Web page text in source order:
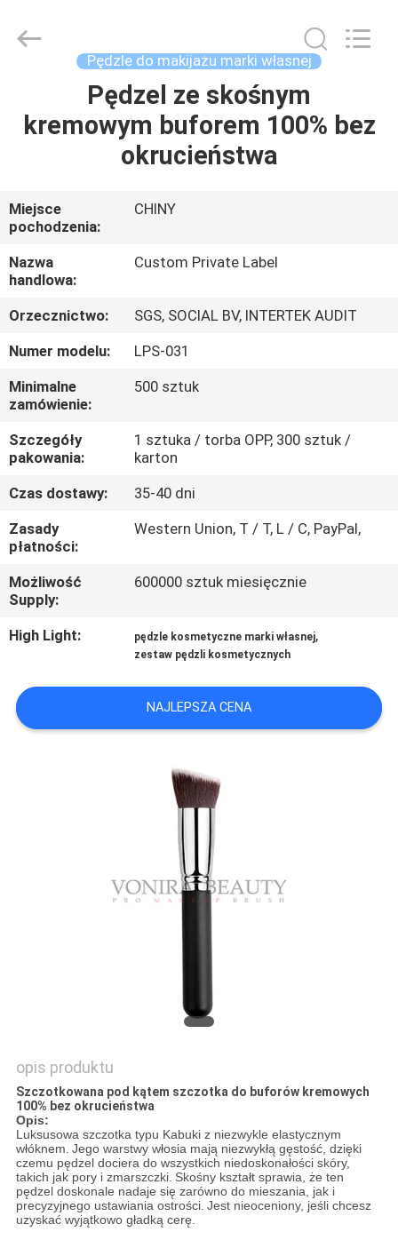
PRODUKTY
O
NAS
WYCIECZKA
PO
FABRYCE
KONTROLA
JAKOŚCI
SITEMAP
PRIVACY
POLICY
Cosmetics
Pędzle do makijażu marki własnej
Pędzel ze skośnym
kremowym buforem 100% bez
okrucieństwa
Miejsce
pochodzenia:
CHINY
Nazwa
handlowa:
Custom Private Label
Orzecznictwo:
SGS, SOCIAL BV, INTERTEK AUDIT
Numer modelu:
LPS-031
Minimalne
zamówienie:
500 sztuk
Szczegóły
pakowania:
1 sztuka / torba OPP, 300 sztuk /
karton
Czas dostawy:
35-40 dni
Zasady
płatności:
Western Union, T / T, L / C, PayPal,
Możliwość
Supply:
600000 sztuk miesięcznie
High Light: pędzle kosmetyczne marki własnej,
zestaw pędzli kosmetycznych
NAJLEPSZA CENA
opis produktu
Szczotkowana pod kątem szczotka do buforów kremowych
100% bez okrucieństwa
Opis:
Luksusowa szczotka typu Kabuki z niezwykle elastycznym
włóknem. Jego warstwy włosia mają niezwykłą gęstość, dzięki
czemu pędzel dociera do wszystkich niedoskonałości skóry,
takich jak pory i zmarszczki. Skośny kształt sprawia, że ​​ten
pędzel doskonale nadaje się zarówno do mieszania, jak i
precyzyjnego ustawiania ostrości. Jest nieoceniony, jeśli chcesz
uzyskać wyjątkowo gładką cerę.